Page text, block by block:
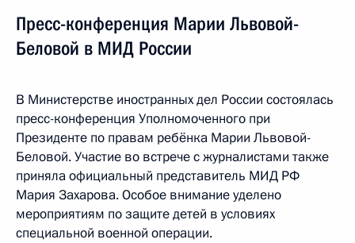
Пресс-конференция Марии Львовой-
Беловой в МИД России
В Министерстве иностранных дел России состоялась
пресс-конференция Уполномоченного при
Президенте по правам ребёнка Марии Львовой-
Беловой. Участие во встрече с журналистами также
приняла официальный представитель МИД РФ
Мария Захарова. Особое внимание уделено
мероприятиям по защите детей в условиях
специальной военной операции.